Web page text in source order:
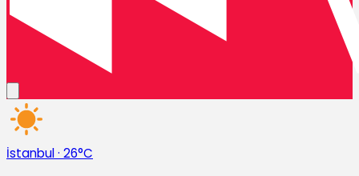
İstanbul· 26°C